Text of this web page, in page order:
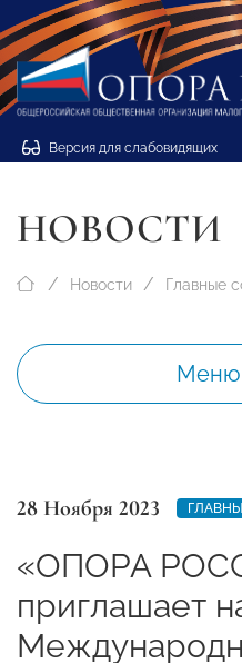
Версия для слабовидящих
НОВОСТИ
Новости Главные
Меню
28 Ноября 2023
«ОПОРА
приглашает